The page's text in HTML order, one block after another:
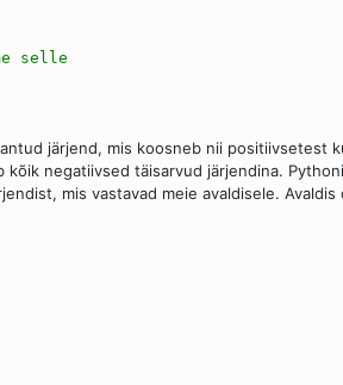
selle
järjend, mis koosneb nii positiivsetest
negatiivsed täisarvud järjendina.
mis vastavad meie avaldisele. Avaldis